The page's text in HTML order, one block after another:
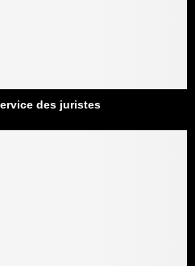
des juristes